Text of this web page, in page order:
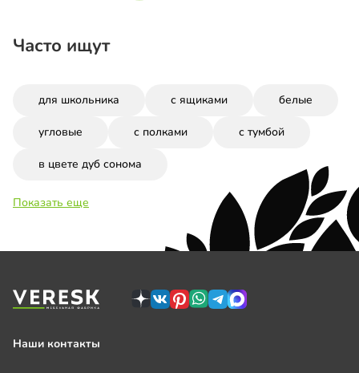
Часто ищут
для школьника с ящиками белые
угловые с полками с тумбой
в цвете дуб сонома
Показать еще
Наши контакты